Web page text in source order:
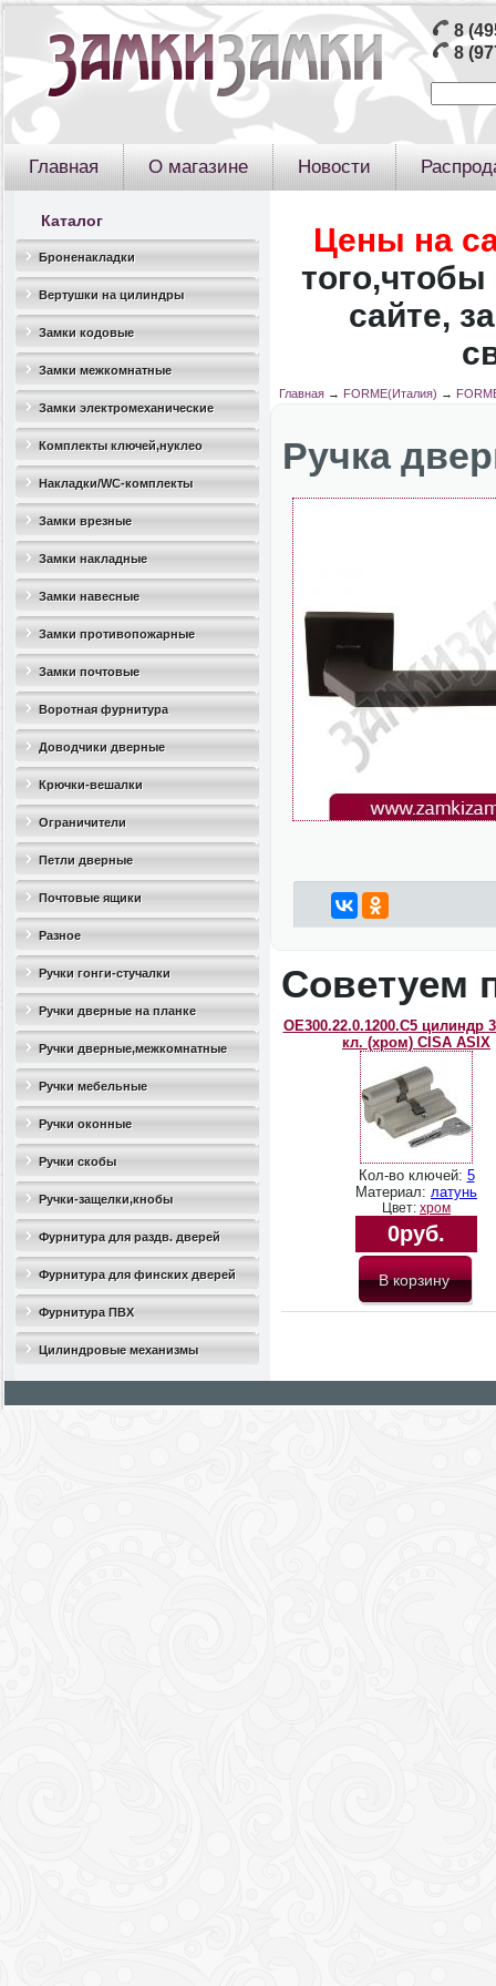
8
8
Главная О магазине Новости
Каталог
Броненакладки
Вертушки на цилиндры
Замки кодовые
Замки межкомнатные
Замки электромеханические
Комплекты ключей,нуклео
Накладки/WC-комплекты
Замки врезные
Замки накладные
Замки навесные
Замки противопожарные
Замки почтовые
Воротная фурнитура
Доводчики дверные
Крючки-вешалки
Ограничители
дверные(стопоры)
Петли дверные
Почтовые ящики
Разное
Ручки гонги-стучалки
Ручки дверные на планке
Ручки дверные,межкомнатные
Ручки мебельные
Ручки оконные
Ручки скобы
Ручки-защелки,кнобы
Фурнитура для раздв. дверей
Фурнитура для финских дверей
Фурнитура ПВХ
Цилиндровые механизмы
Цены на
того,чтобы
сайте,
Главная→ FORME(Италия) →
Ручка
Советуем
OЕ300.22.0.1200.C5 цилиндр
кл. (хром) CISА ASIX
Кол-во ключей: 5
Материал: латунь
Цвет: хром
0руб.